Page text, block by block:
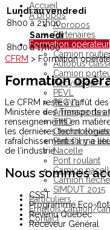
Accueil
À propos
À propos
Partenaires
Formation opérateur
Camion
Autobus
Camion
Recyclage –
PEVL
PECVL
Arrimage des
TMD
Chariot
Plateforme
Nacelle
Pont roulant
Camion
Camion flèche
SIMDUT 2015
Particuliers
Emplois camion/
Contact
Lundi au vendredi
8h00 à 21h00
Samedi
8h00 à 17h00
CFRM > Formation
Formation
Le CFRM reste à l‘affût
Ministère des Transports
renseignements en
les dernières
rafraÎchissement s‘il y a
de l‘industrie.
Nous sommes
CSST
Programme Eco-
Revenu Québec
Receveur Général